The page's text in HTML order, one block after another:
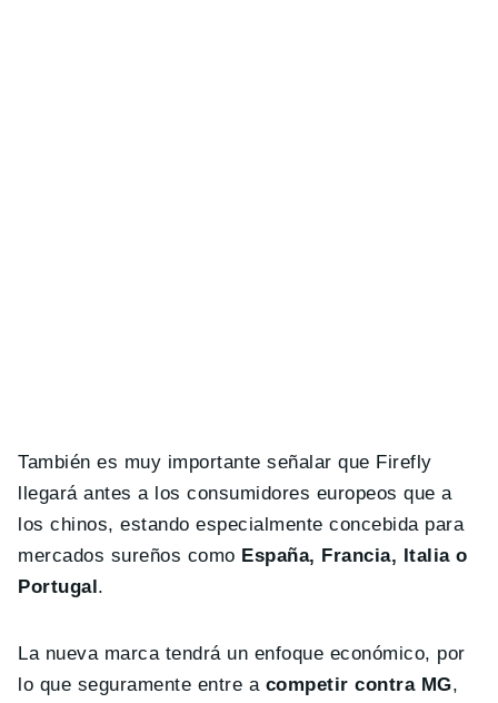
También es muy importante señalar que Firefly
llegará antes a los consumidores europeos que a
los chinos, estando especialmente concebida para
mercados sureños como España, Francia, Italia o
Portugal.
La nueva marca tendrá un enfoque económico, por
lo que seguramente entre a competir contra MG,